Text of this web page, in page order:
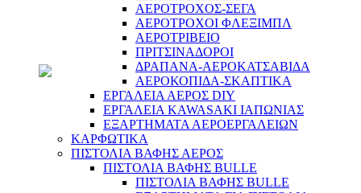
Παλάγκα
ΑΕΡΟΤΡΟΧΟΣ-ΣΕΓΑ
ΑΕΡΟΤΡΟΧΟΙ ΦΛΕΞΙΜΠΛ
ΑΕΡΟΤΡΙΒΕΙΟ
ΠΡΙΤΣΙΝΑΔΟΡΟΙ
ΔΡΑΠΑΝΑ-ΑΕΡΟΚΑΤΣΑΒΙΔΑ
ΑΕΡΟΚΟΠΙΔΑ-ΣΚΑΠΤΙΚΑ
ΕΡΓΑΛΕΙΑ ΑΕΡΟΣ DIY
ΕΡΓΑΛΕΙΑ KAWASAKI ΙΑΠΩΝΙΑΣ
ΕΞΑΡΤΗΜΑΤΑ ΑΕΡΟΕΡΓΑΛΕΙΩΝ
ΚΑΡΦΩΤΙΚΑ
ΠΙΣΤΟΛΙΑ ΒΑΦΗΣ ΑΕΡΟΣ
ΠΙΣΤΟΛΙΑ ΒΑΦΗΣ BULLE
ΠΙΣΤΟΛΙΑ ΒΑΦΗΣ BULLE